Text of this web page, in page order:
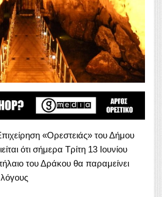
«Ορεστειάς» του Δήμου
ότι σήμερα Τρίτη 13 Ιουνίου
του Δράκου θα παραμείνει
λόγους